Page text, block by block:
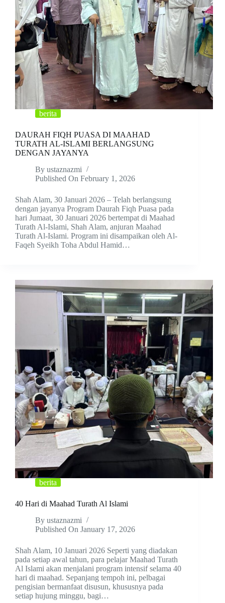
berita
DAURAH FIQH PUASA DI MAAHAD
TURATH AL-ISLAMI BERLANGSUNG
DENGAN JAYANYA
By ustaznazmi
Published On February 1, 2026
Shah Alam, 30 Januari 2026 – Telah berlangsung
dengan jayanya Program Daurah Fiqh Puasa pada
hari Jumaat, 30 Januari 2026 bertempat di Maahad
Turath Al-Islami, Shah Alam, anjuran Maahad
Turath Al-Islami. Program ini disampaikan oleh Al-
Faqeh Syeikh Toha Abdul Hamid…
berita
40 Hari di Maahad Turath Al Islami
By ustaznazmi
Published On January 17, 2026
Shah Alam, 10 Januari 2026 Seperti yang diadakan
pada setiap awal tahun, para pelajar Maahad Turath
Al Islami akan menjalani program intensif selama 40
hari di maahad. Sepanjang tempoh ini, pelbagai
pengisian bermanfaat disusun, khususnya pada
setiap hujung minggu, bagi…